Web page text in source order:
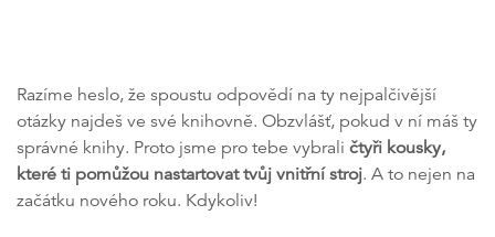
Razíme heslo, že spoustu odpovědí na ty nejpalčivější
otázky najdeš ve své knihovně. Obzvlášť, pokud v ní máš ty
správné knihy. Proto jsme pro tebe vybrali čtyři kousky,
které ti pomůžou nastartovat tvůj vnitřní stroj. A to nejen na
začátku nového roku. Kdykoliv!